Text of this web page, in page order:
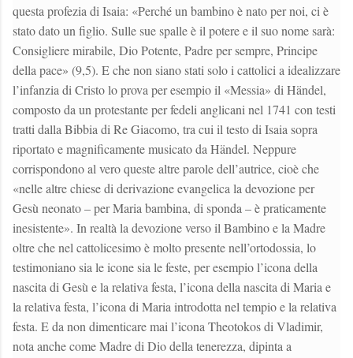
questa profezia di Isaia: «Perché un bambino è nato per noi, ci è
stato dato un figlio. Sulle sue spalle è il potere e il suo nome sarà:
Consigliere mirabile, Dio Potente, Padre per sempre, Principe
della pace» (9,5). E che non siano stati solo i cattolici a idealizzare
l’infanzia di Cristo lo prova per esempio il «Messia» di Händel,
composto da un protestante per fedeli anglicani nel 1741 con testi
tratti dalla Bibbia di Re Giacomo, tra cui il testo di Isaia sopra
riportato e magnificamente musicato da Händel. Neppure
corrispondono al vero queste altre parole dell’autrice, cioè che
«nelle altre chiese di derivazione evangelica la devozione per
Gesù neonato – per Maria bambina, di sponda – è praticamente
inesistente». In realtà la devozione verso il Bambino e la Madre
oltre che nel cattolicesimo è molto presente nell’ortodossia, lo
testimoniano sia le icone sia le feste, per esempio l’icona della
nascita di Gesù e la relativa festa, l’icona della nascita di Maria e
la relativa festa, l’icona di Maria introdotta nel tempio e la relativa
festa. E da non dimenticare mai l’icona Theotokos di Vladimir,
nota anche come Madre di Dio della tenerezza, dipinta a